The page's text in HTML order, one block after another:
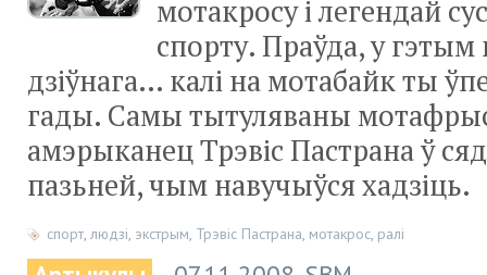
мотакросу і легендай
спорту. Праўда, у гэтым
дзіўнага… калі на мотабайк ты
гады. Самы тытуляваны
амэрыканец Трэвіс Пастрана ў
пазьней, чым навучыўся хадзіць.
спорт, людзі, экстрым, Трэвіс Пастрана, мотакрос, ралі